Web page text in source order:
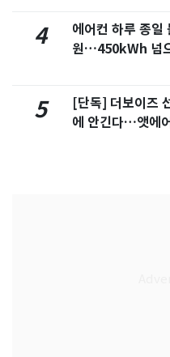
4
에어컨 하루 종일
원…450kWh 넘
5
[단독] 더보이즈
에 안긴다…앳에